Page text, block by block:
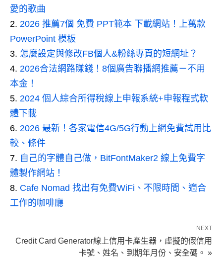
愛的歌曲
2026 推薦7個 免費 PPT範本 下載網站！上萬款
PowerPoint 模板
怎麼設定與修改FB個人&粉絲專頁的短網址？
2026合法網路賺錢！8個廣告聯播網推薦－不用
本金！
2024 個人綜合所得稅線上申報系統+申報程式軟
體下載
2026 最新！各家電信4G/5G行動上網免費試用比
較、條件
自己的字體自己做，BitFontMaker2 線上免費字
體製作網站！
Cafe Nomad 找出有免費WiFi、不限時間、適合
工作的咖啡廳
NEXT
Credit Card Generator線上信用卡產生器，虛擬的假信用
卡號、姓名、到期年月份、安全碼。 »